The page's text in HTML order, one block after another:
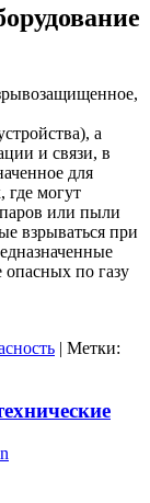
а
и связи, в
для
где могут
паров или пыли
взрываться при
по газу
| Метки: